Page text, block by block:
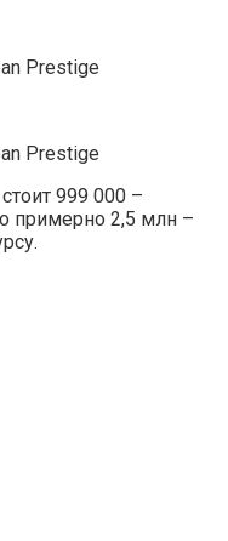
Prestige
Prestige
999 000 –
примерно 2,5 млн –